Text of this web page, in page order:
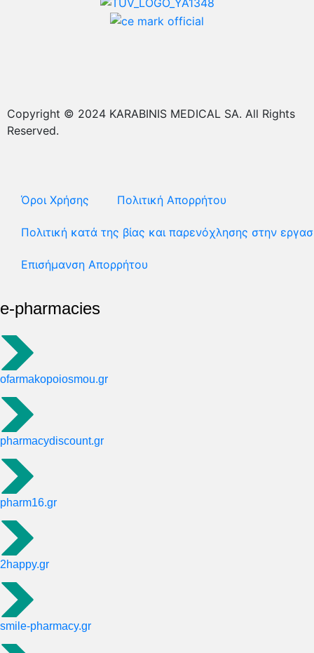
Copyright © 2024 KARABINIS MEDICAL SA. All Rights
Reserved.
Όροι Χρήσης Πολιτική Απορρήτου
Πολιτική κατά της βίας και παρενόχλησης στην
Επισήμανση Απορρήτου
e-pharmacies
ofarmakopoiosmou.gr
pharmacydiscount.gr
pharm16.gr
2happy.gr
smile-pharmacy.gr